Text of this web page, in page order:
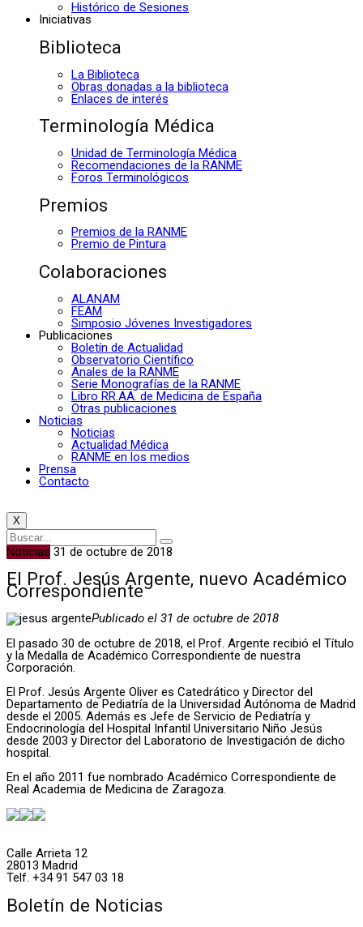
Histórico de Sesiones
Iniciativas
Biblioteca
La Biblioteca
Obras donadas a la biblioteca
Enlaces de interés
Terminología Médica
Unidad de Terminología Médica
Recomendaciones de la RANME
Foros Terminológicos
Premios
Premios de la RANME
Premio de Pintura
Colaboraciones
ALANAM
FEAM
Simposio Jóvenes Investigadores
Publicaciones
Boletín de Actualidad
Observatorio Científico
Anales de la RANME
Serie Monografías de la RANME
Libro RR.AA. de Medicina de España
Otras publicaciones
Noticias
Noticias
Actualidad Médica
RANME en los medios
Prensa
Contacto
X
Noticias 31 de octubre de 2018
El Prof. Jesús Argente, nuevo Académico
Correspondiente
Publicado el 31 de octubre de 2018
El pasado 30 de octubre de 2018, el Prof. Argente recibió el Título
y la Medalla de Académico Correspondiente de nuestra
Corporación.
El Prof. Jesús Argente Oliver es Catedrático y Director del
Departamento de Pediatría de la Universidad Autónoma de Madrid
desde el 2005. Además es Jefe de Servicio de Pediatría y
Endocrinología del Hospital Infantil Universitario Niño Jesús
desde 2003 y Director del Laboratorio de Investigación de dicho
hospital.
En el año 2011 fue nombrado Académico Correspondiente de
Real Academia de Medicina de Zaragoza.
Calle Arrieta 12
28013 Madrid
Telf. +34 91 547 03 18
Boletín de Noticias